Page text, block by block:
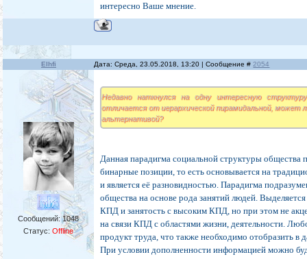
интересно Ваше мнение.
Elhfi Дата: Среда, 23.05.2018, 13:20 | Сообщение #2054
Сообщений:1048
Статус:Offline
Недавно наткнулся на одну интересную
отличается от иерархической пирамидальной, может
альтернативой?
Данная парадигма социальной структуры общества
бинарные позиции, то есть основывается на
и является её разновидностью. Парадигма
общества на основе рода занятий людей. Выделяется
КПД и занятость с высоким КПД, но при этом не
на связи КПД с областями жизни, деятельности.
продукт труда, что также необходимо отобразить в
При условии дополненности информацией можно